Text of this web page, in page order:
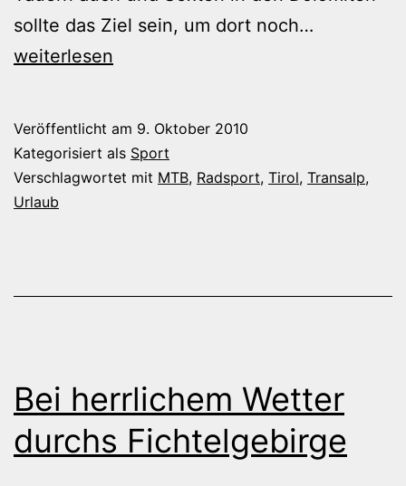
sollte das Ziel sein, um dort noch…
Wallgau
weiterlesen
Veröffentlicht am 9. Oktober 2010
Kategorisiert als Sport
Verschlagwortet mit MTB, Radsport, Tirol, Transalp,
Urlaub
Bei herrlichem Wetter
durchs Fichtelgebirge